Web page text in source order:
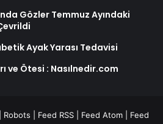
Gözler Temmuz Ayındaki
Ayak Yarası Tedavisi
ve Ötesi : Nasılnedir.com
Robots Feed RSS Feed Atom
Feed